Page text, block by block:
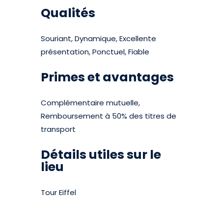
Qualités
Souriant, Dynamique, Excellente
présentation, Ponctuel, Fiable
Primes et avantages
Complémentaire mutuelle,
Remboursement à 50% des titres de
transport
Détails utiles sur le
lieu
Tour Eiffel